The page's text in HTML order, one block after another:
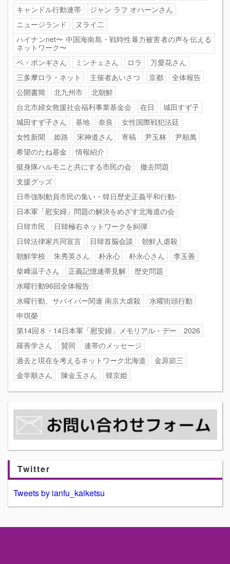
キャンドル行動連帯
ジャン ラフ オハーンさん
ニュージランド
ヌライ二
ハイナンnet〜 中国海南島・戦時性暴力被害者の声を伝える
ネットワーク〜
ペ・ポンギさん
ミンチェさん ロラ
万愛花さん
三多摩ロラ・ネット
主催者あいさつ 京都
全体報告
公開書簡
北九州市
北朝鮮
台北市婦女救援社会福利事業基金会
在日
城田すず子
城田すず子さん
基地 奈良
女性国際戦犯法廷
女性新聞
姫路 宋神道さん 寄稿 尹玉林
尹順萬
希望のたね基金
情報紹介
挺身隊ハルモニと共にする市民の会
撤去問題
支援グッズ
日帝強制動員市民の集い・韓日歴史正義平和行動-
日本軍「慰安婦」問題の解決をめざす北海道の会
日韓市民
日韓極右ネットワークを糾弾
日韓法律家共同宣言
日韓首脳会談
朝鮮人虐殺
朝鮮学校
朱秀英さん 朴永心 朴永心さん
李玉善
柴﨑温子さん
正義記憶連帯見解
歴史問題
水曜行動96回全体報告
水曜行動、サバイバー関連 南京大虐殺
水曜街頭行動
申琪榮
第14回８・14日本軍「慰安婦」メモリアル・デー 2026
羅善学さん
賛同
連帯のメッセージ
過去と現在を考えるネットワーク北海道
金原節三
金学順さん
陳金玉さん 韓京姫
Twitter
Tweets by ianfu_kaiketsu